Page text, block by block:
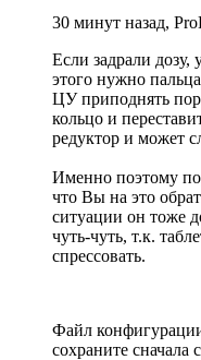
30 минут назад,
Если задрали дозу,
этого нужно
ЦУ приподнять
кольцо и
редуктор и может
Именно поэтому
что Вы на это
ситуации он тоже
чуть-чуть, т.к.
спрессовать.
Файл
сохраните сначала